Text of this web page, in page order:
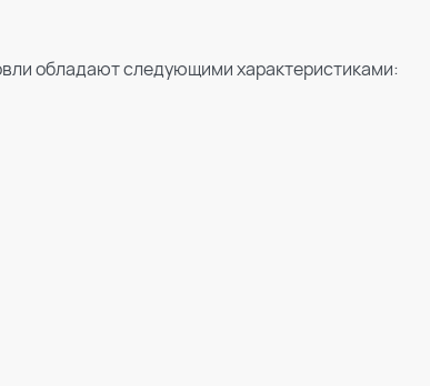
обладают следующими характеристиками: